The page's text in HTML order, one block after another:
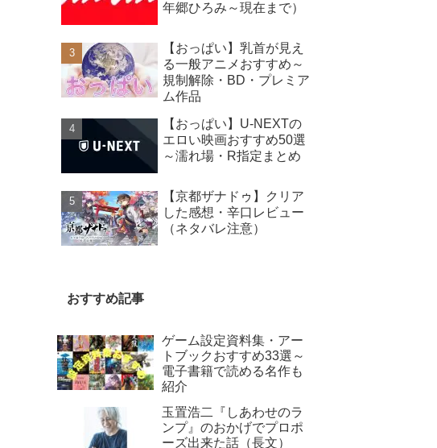
年郷ひろみ～現在まで）
【おっぱい】乳首が見え
る一般アニメおすすめ～
規制解除・BD・プレミア
ム作品
【おっぱい】U-NEXTの
エロい映画おすすめ50選
～濡れ場・R指定まとめ
【京都ザナドゥ】クリア
した感想・辛口レビュー
（ネタバレ注意）
おすすめ記事
ゲーム設定資料集・アー
トブックおすすめ33選～
電子書籍で読める名作も
紹介
玉置浩二『しあわせのラ
ンプ』のおかげでプロポ
ーズ出来た話（長文）